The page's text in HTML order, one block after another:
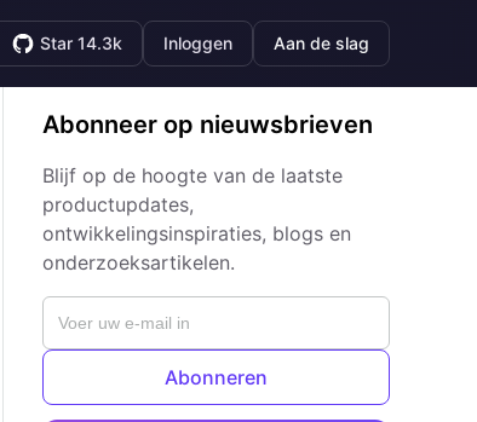
Star 14.3k Inloggen Aan de slag
Abonneer op nieuwsbrieven
Blijf op de hoogte van de laatste
productupdates,
ontwikkelingsinspiraties, blogs en
onderzoeksartikelen.
Abonneren